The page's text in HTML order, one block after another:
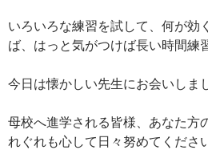
いろいろな練習を試して、何が効
ば、はっと気がつけば長い時間練
今日は懐かしい先生にお会いしま
母校へ進学される皆様、あなた方
れぐれも心して日々努めてくださ